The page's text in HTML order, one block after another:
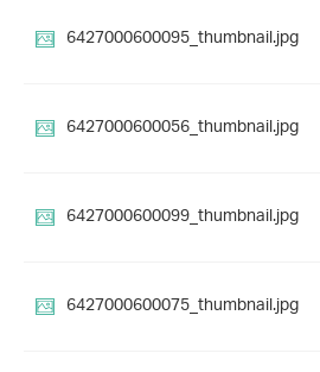
6427000600095_thumbnail.jpg
6427000600056_thumbnail.jpg
6427000600099_thumbnail.jpg
6427000600075_thumbnail.jpg